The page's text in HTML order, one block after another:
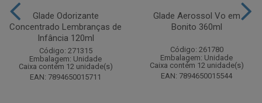
Glade Odorizante
Concentrado Lembranças de
Infância 120ml
Código: 271315
Embalagem: Unidade
Caixa contém 12 unidade(s)
EAN: 7894650015711
Glade Aerossol Vo em
Bonito 360ml
Código: 261780
Embalagem: Unidade
Caixa contém 12 unidade(s)
EAN: 7894650015544